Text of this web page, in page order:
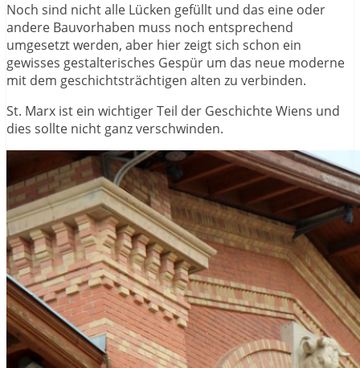
Noch sind nicht alle Lücken gefüllt und das eine oder
andere Bauvorhaben muss noch entsprechend
umgesetzt werden, aber hier zeigt sich schon ein
gewisses gestalterisches Gespür um das neue moderne
mit dem geschichtsträchtigen alten zu verbinden.
St. Marx ist ein wichtiger Teil der Geschichte Wiens und
dies sollte nicht ganz verschwinden.